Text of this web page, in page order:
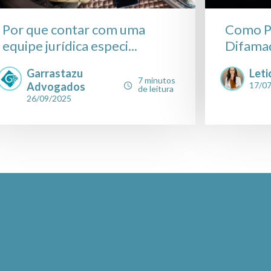
Por que contar com uma
equipe jurídica especi...
Garrastazu
Advogados
26/09/2025
7 minutos
de leitura
Como
17/